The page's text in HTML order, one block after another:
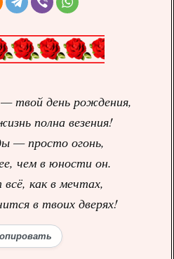
— твой день рождения,
полна везения!
— просто огонь,
чем в юности он.
как в мечтах,
в твоих дверях!